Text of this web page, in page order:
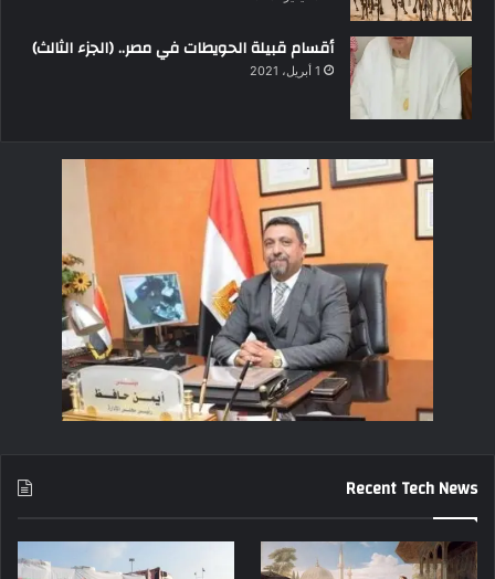
أقسام قبيلة الحويطات في مصر.. (الجزء الثالث)
1 أبريل، 2021
Recent Tech News